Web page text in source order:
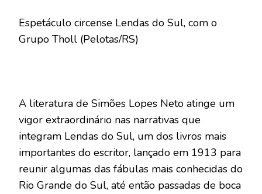
Espetáculo circense Lendas do Sul, com o
Grupo Tholl (Pelotas/RS)
A literatura de Simões Lopes Neto atinge um
vigor extraordinário nas narrativas que
integram Lendas do Sul, um dos livros mais
importantes do escritor, lançado em 1913 para
reunir algumas das fábulas mais conhecidas do
Rio Grande do Sul, até então passadas de boca